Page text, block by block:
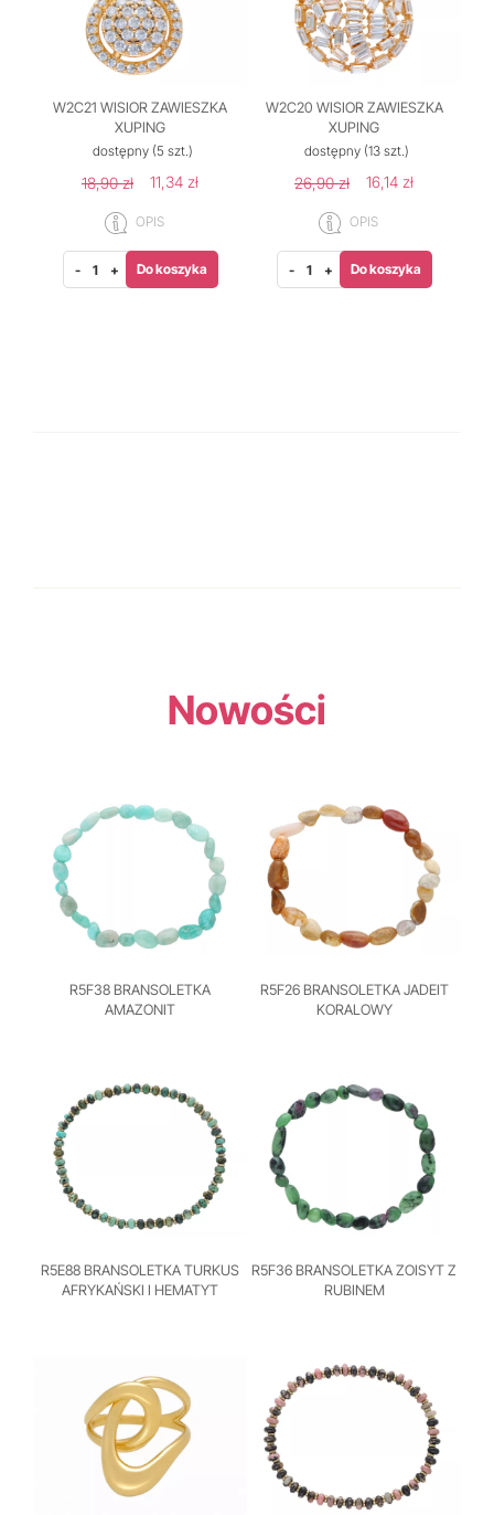
W2C21 WISIOR ZAWIESZKA
XUPING
dostępny (5 szt.)
18,90 zł 11,34 zł
OPIS
- + Do koszyka
W2C20 WISIOR ZAWIESZKA
XUPING
dostępny (13 szt.)
26,90 zł 16,14 zł
OPIS
- + Do koszyka
Nowości
R5F38 BRANSOLETKA
AMAZONIT
R5F26 BRANSOLETKA JADEIT
KORALOWY
R5E88 BRANSOLETKA TURKUS
AFRYKAŃSKI I HEMATYT
R5F36 BRANSOLETKA ZOISYT Z
RUBINEM